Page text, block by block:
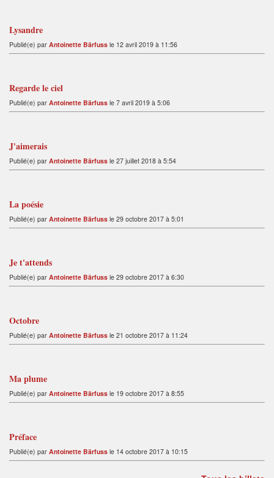
Lysandre
Publié(e) par Antoinette Bärfuss le 12 avril 2019 à 11:56
Regarde le ciel
Publié(e) par Antoinette Bärfuss le 7 avril 2019 à 5:06
J'aimerais
Publié(e) par Antoinette Bärfuss le 27 juillet 2018 à 5:54
La poésie
Publié(e) par Antoinette Bärfuss le 29 octobre 2017 à 5:01
Je t'attends
Publié(e) par Antoinette Bärfuss le 29 octobre 2017 à 6:30
Octobre
Publié(e) par Antoinette Bärfuss le 21 octobre 2017 à 11:24
Ma plume
Publié(e) par Antoinette Bärfuss le 19 octobre 2017 à 8:55
Préface
Publié(e) par Antoinette Bärfuss le 14 octobre 2017 à 10:15